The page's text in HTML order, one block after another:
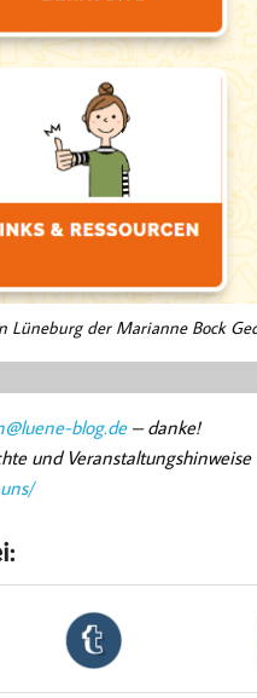
Lüneburg der Marianne Bock
blog.de– danke!
und